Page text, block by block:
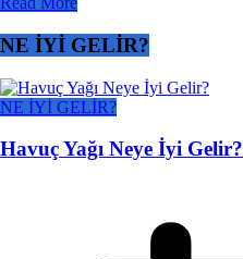
NE İYİ GELİR?
NE İYİ GELİR?
Havuç Yağı Neye İyi Gelir?